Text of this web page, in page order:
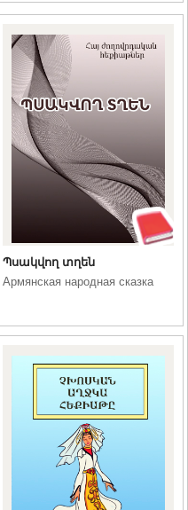
Պսակվող տղեն
Армянская народная сказка